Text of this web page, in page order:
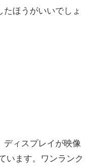
ほうがいいでしょ
ィスプレイが映像
います。ワンランク